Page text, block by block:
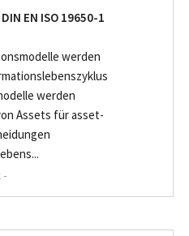
EN ISO 19650-1
werden
werden
Assets für asset-
-